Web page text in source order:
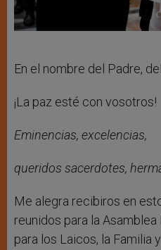
En el nombre del Padre,
¡La paz esté con vosotros!
Eminencias, excelencias,
queridos sacerdotes,
Me alegra recibiros en
reunidos para la
para los Laicos, la Familia